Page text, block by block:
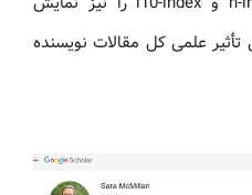
تأثیر علمی کل مقالات نویسنده